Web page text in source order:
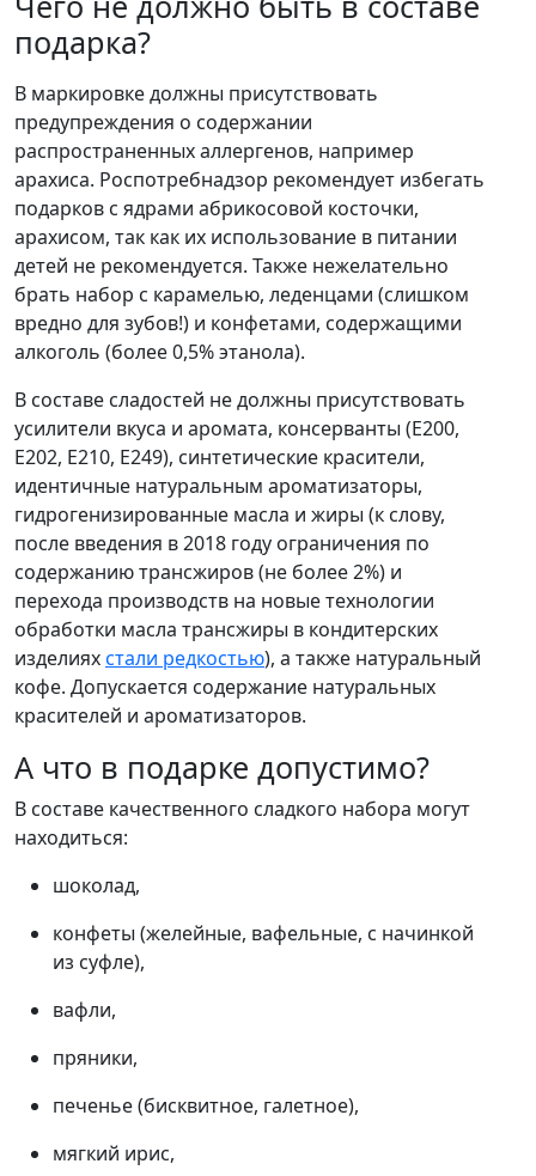
подарка?
В маркировке должны присутствовать
предупреждения о содержании
распространенных аллергенов, например
арахиса. Роспотребнадзор рекомендует избегать
подарков с ядрами абрикосовой косточки,
арахисом, так как их использование в питании
детей не рекомендуется. Также нежелательно
брать набор с карамелью, леденцами (слишком
вредно для зубов!) и конфетами, содержащими
алкоголь (более 0,5% этанола).
В составе сладостей не должны присутствовать
усилители вкуса и аромата, консерванты (Е200,
Е202, Е210, Е249), синтетические красители,
идентичные натуральным ароматизаторы,
гидрогенизированные масла и жиры (к слову,
после введения в 2018 году ограничения по
содержанию трансжиров (не более 2%) и
перехода производств на новые технологии
обработки масла трансжиры в кондитерских
изделияхстали редкостью), а также натуральный
кофе. Допускается содержание натуральных
красителей и ароматизаторов.
А что в подарке допустимо?
В составе качественного сладкого набора могут
находиться:
шоколад,
конфеты (желейные, вафельные, с начинкой
из суфле),
вафли,
пряники,
печенье (бисквитное, галетное),
мягкий ирис,